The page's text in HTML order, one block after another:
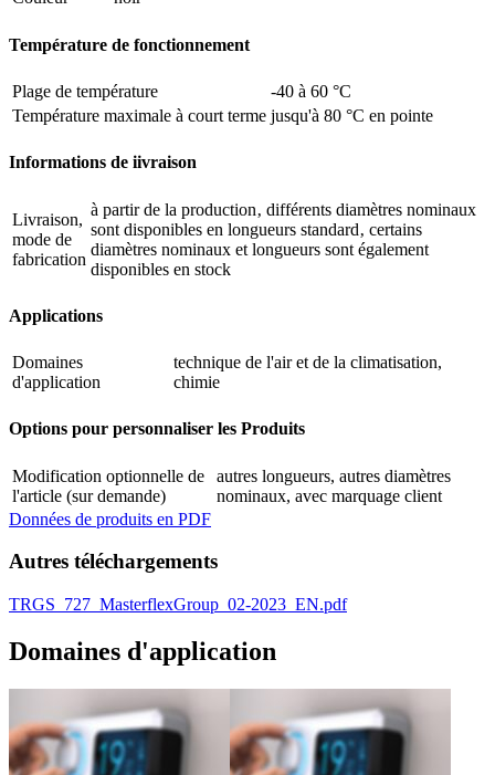
Température de fonctionnement
Plage de température
-40 à 60 °C
Température maximale à court terme jusqu'à 80 °C en pointe
Informations de iivraison
Livraison,
mode de
fabrication
à partir de la production‚ différents diamètres nominaux
sont disponibles en longueurs standard‚ certains
diamètres nominaux et longueurs sont également
disponibles en stock
Applications
Domaines
d'application
technique de l'air et de la climatisation,
chimie
Options pour personnaliser les Produits
Modification optionnelle de
l'article (sur demande)
autres longueurs, autres diamètres
nominaux, avec marquage client
Données de produits en PDF
Autres téléchargements
TRGS_727_MasterflexGroup_02-2023_EN.pdf
Domaines d'application